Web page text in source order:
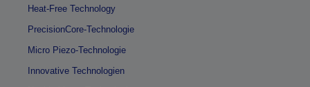
Heat-Free Technology
PrecisionCore-Technologie
Micro Piezo-Technologie
Innovative Technologien